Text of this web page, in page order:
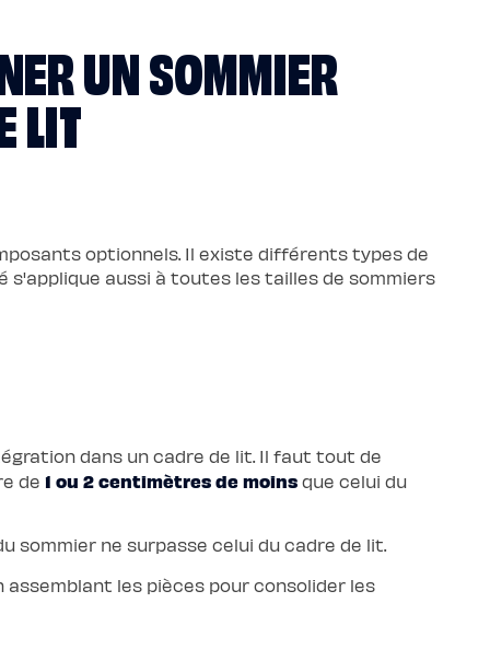
UN SOMMIER
LIT
optionnels. Il existe différents types de
aussi à toutes les tailles de sommiers
dans un cadre de lit. Il faut tout de
de 1 ou 2 centimètres de moins que celui du
sommier ne surpasse celui du cadre de lit.
les pièces pour consolider les